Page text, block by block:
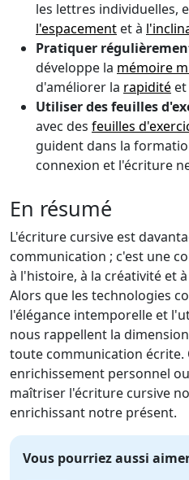
les lettres individuelles,
l'espacement et à
Pratiquer
développe la mémoire
d'améliorer la rapidité et
Utiliser des feuilles
avec des feuilles
guident dans la
connexion et l'écriture
En résumé
L'écriture cursive est
communication ; c'est une
à l'histoire, à la créativité et
Alors que les technologies
l'élégance intemporelle et
nous rappellent la
toute communication écrite.
enrichissement personnel
maîtriser l'écriture cursive
enrichissant notre présent.
Vous pourriez aussi